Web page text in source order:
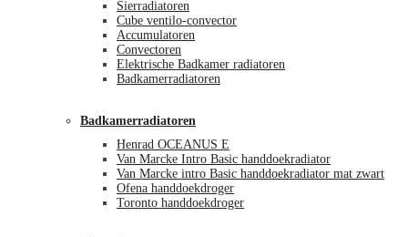
Sierradiatoren
Cube ventilo-convector
Accumulatoren
Convectoren
Elektrische Badkamer radiatoren
Badkamerradiatoren
Badkamerradiatoren
Henrad OCEANUS E
Van Marcke Intro Basic handdoekradiator
Van Marcke intro Basic handdoekradiator mat zwart
Ofena handdoekdroger
Toronto handdoekdroger